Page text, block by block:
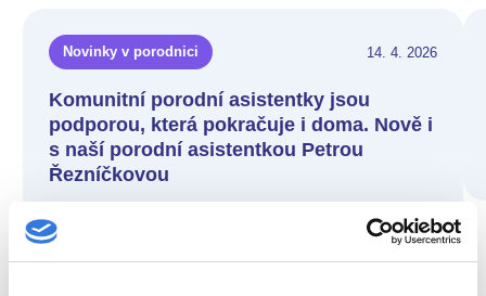
Novinky v porodnici 14. 4. 2026
Komunitní porodní asistentky jsou
podporou, která pokračuje i doma. Nově i
s naší porodní asistentkou Petrou
Řezníčkovou
Číst více